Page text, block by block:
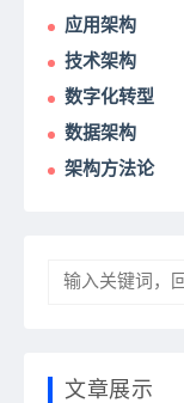
应用架构
技术架构
数字化转型
数据架构
架构方法论
文章展示